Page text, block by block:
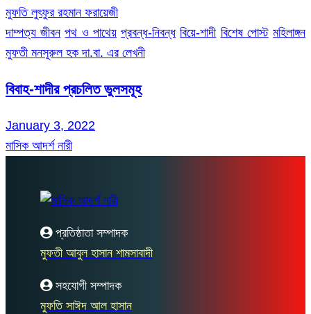
মুফতি লুৎফুর রহমান ফরায়েজী
দাম্পত্য জীবন পথ ও পাথেয় প্রবন্ধ-নিবন্ধ বিয়ে-শাদী বিশেষ পোস্ট মহিলাঙ্গন
মুফতী মনসূরুল হক দা.বা. এর লেখনী
বিবাহ-শাদীর প্রচলিত ভুলসমূহ
January 3, 2022
মাসিক আদর্শ নারী
প্রতিষ্ঠাতা সম্পাদক
মুফতী আবুল হাসান শামসাবাদী
সহযোগী সম্পাদক
মুফতি সাঈদ আল হাসান